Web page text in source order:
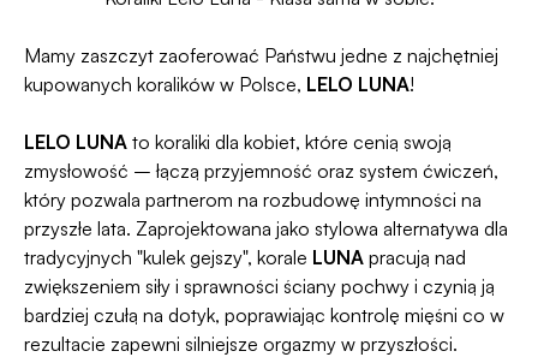
Mamy zaszczyt zaoferować Państwu jedne z najchętniej
kupowanych koralików w Polsce, LELO LUNA!
LELO LUNA to koraliki dla kobiet, które cenią swoją
zmysłowość – łączą przyjemność oraz system ćwiczeń,
który pozwala partnerom na rozbudowę intymności na
przyszłe lata. Zaprojektowana jako stylowa alternatywa dla
tradycyjnych "kulek gejszy", korale LUNA pracują nad
zwiększeniem siły i sprawności ściany pochwy i czynią ją
bardziej czułą na dotyk, poprawiając kontrolę mięśni co w
rezultacie zapewni silniejsze orgazmy w przyszłości.